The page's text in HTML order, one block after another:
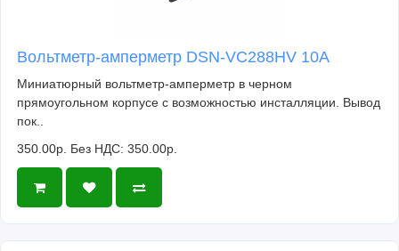
Вольтметр-амперметр DSN-VC288HV 10А
Миниатюрный вольтметр-амперметр в черном
прямоугольном корпусе с возможностью инсталляции. Вывод
пок..
350.00р. Без НДС: 350.00р.